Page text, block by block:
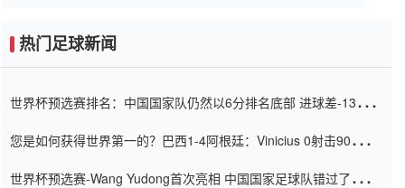
热门足球新闻
世界杯预选赛排名：中国国家队仍然以6分排名底部 进球差-13令人
您是如何获得世界第一的？巴西1-4阿根廷：Vinicius 0射击90分钟
世界杯预选赛-Wang Yudong首次亮相 中国国家足球队错过了世界